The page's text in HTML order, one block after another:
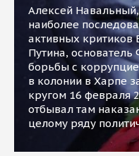
Алексей
наиболее
активных критиков
Путина, основатель
борьбы с
в колонии в Харпе
кругом 16 февраля
отбывал там
целому ряду